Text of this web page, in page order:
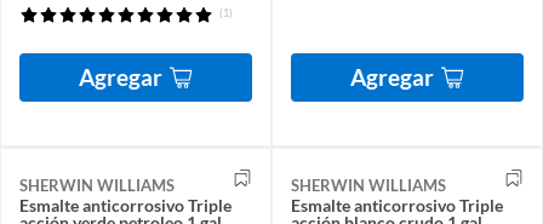
(1)
Agregar Agregar
SHERWIN WILLIAMS
Esmalte anticorrosivo Triple
SHERWIN WILLIAMS
Esmalte anticorrosivo Triple